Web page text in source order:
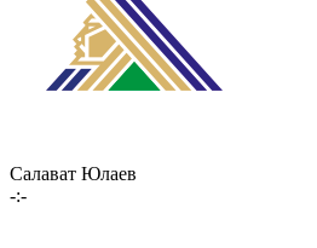
Салават Юлаев
-:-